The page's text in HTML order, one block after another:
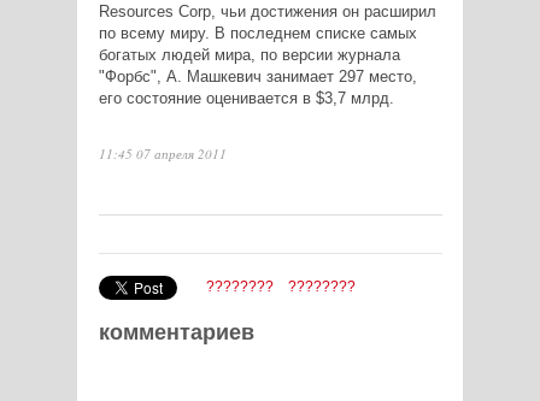
Resources Corp, чьи достижения он расширил
по всему миру. В последнем списке самых
богатых людей мира, по версии журнала
"Форбс", А. Машкевич занимает 297 место,
его состояние оценивается в $3,7 млрд.
11:45 07 апреля 2011
???????? ????????
комментариев